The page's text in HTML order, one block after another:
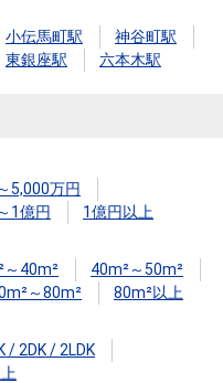
住まい1プ
ラス（お
小伝馬町駅
神谷町駅
東銀座駅 六本木駅
5,000万円
1億円
1億円以上
～40m²
40m²～50m²
～80m²
80m²以上
/ 2DK / 2LDK